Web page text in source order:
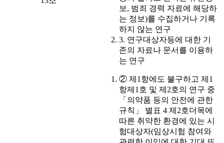
보, 범죄 경력 자료에 해당하
는 정보)를 수집하거나 기록
하지 않는 연구
3. 연구대상자등에 대한 기
존의 자료나 문서를 이용하
는 연구
② 제1항에도 불구하고 제1
항제1호 및 제2호의 연구 중
「의약품 등의 안전에 관한
규칙」 별표 4 제2호더목에
따른 취약한 환경에 있는 시
험대상자(임상시험 참여와